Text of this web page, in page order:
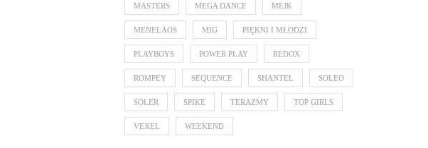
MASTERS MEGA DANCE MEJK
MENELAOS MIG PIĘKNI I MŁODZI
PLAYBOYS POWER PLAY REDOX
ROMPEY SEQUENCE SHANTEL SOLEO
SOLER SPIKE TERAZMY TOP GIRLS
VEXEL WEEKEND